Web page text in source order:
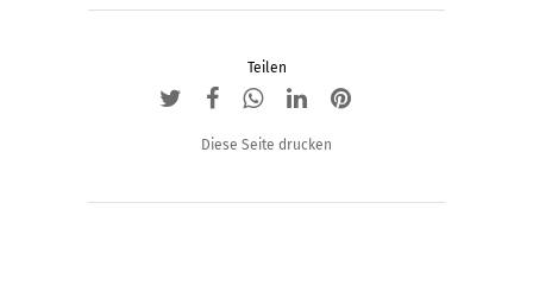
Teilen
Diese Seite drucken